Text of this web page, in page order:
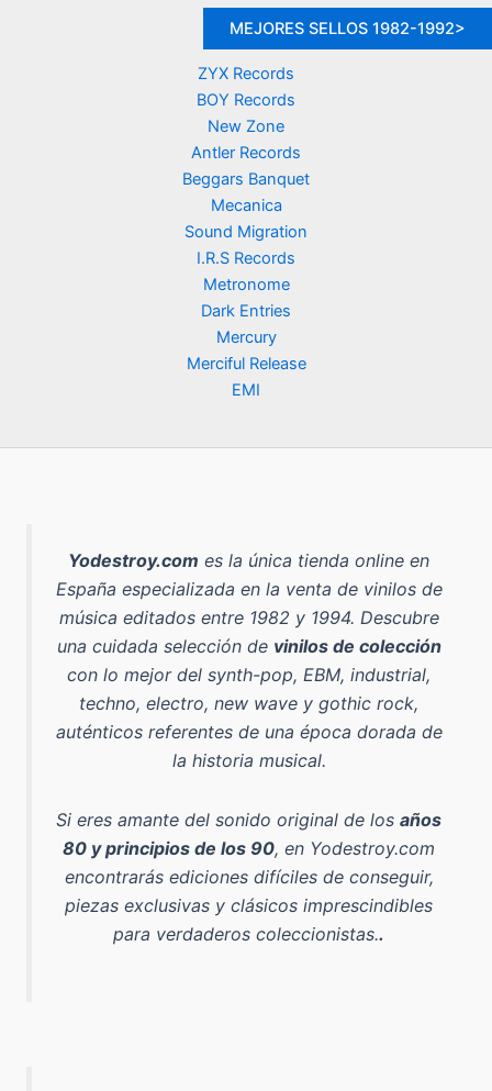
MEJORES SELLOS 1982-1992>
ZYX Records
BOY Records
New Zone
Antler Records
Beggars Banquet
Mecanica
Sound Migration
I.R.S Records
Metronome
Dark Entries
Mercury
Merciful Release
EMI
Yodestroy.com es la única tienda online en
España especializada en la venta de vinilos de
música editados entre 1982 y 1994. Descubre
una cuidada selección de vinilos de colección
con lo mejor del synth-pop, EBM, industrial,
techno, electro, new wave y gothic rock,
auténticos referentes de una época dorada de
la historia musical.
Si eres amante del sonido original de los años
80 y principios de los 90, en Yodestroy.com
encontrarás ediciones difíciles de conseguir,
piezas exclusivas y clásicos imprescindibles
para verdaderos coleccionistas..